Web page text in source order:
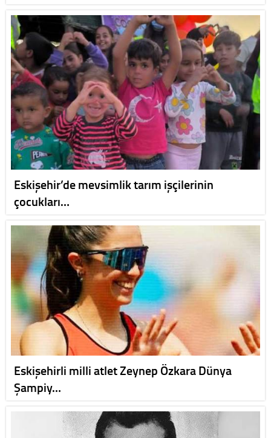
Eskişehir’de mevsimlik tarım işçilerinin
çocukları…
Eskişehirli milli atlet Zeynep Özkara Dünya
Şampiy…